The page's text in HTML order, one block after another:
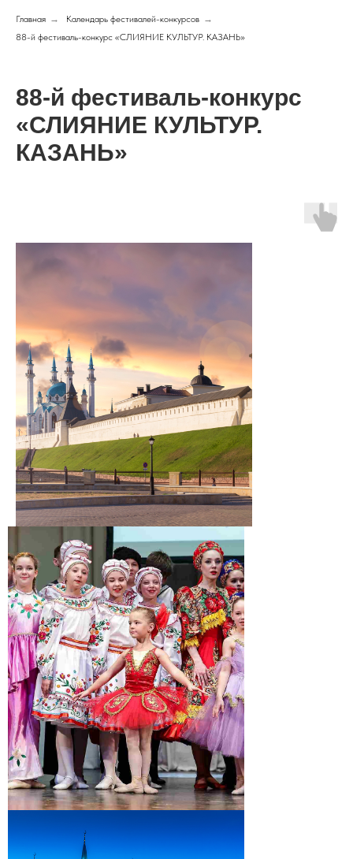
Главная → Календарь фестивалей-конкурсов →
88-й фестиваль-конкурс «СЛИЯНИЕ КУЛЬТУР. КАЗАНЬ»
88-й фестиваль-конкурс
«СЛИЯНИЕ КУЛЬТУР.
КАЗАНЬ»